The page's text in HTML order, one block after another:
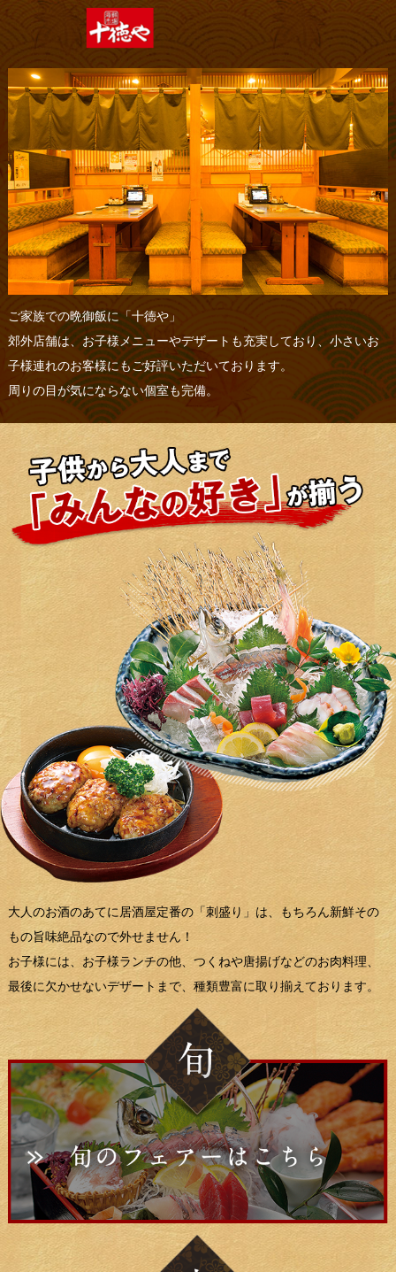
ご家族での晩御飯に「十徳や」
郊外店舗は、お子様メニューやデザートも充実しており、小さいお
子様連れのお客様にもご好評いただいております。
周りの目が気にならない個室も完備。
大人のお酒のあてに居酒屋定番の「刺盛り」は、もちろん新鮮その
もの旨味絶品なので外せません！
お子様には、お子様ランチの他、つくねや唐揚げなどのお肉料理、
最後に欠かせないデザートまで、種類豊富に取り揃えております。